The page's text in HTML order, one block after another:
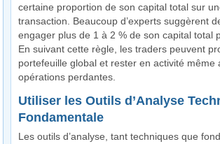
certaine proportion de son capital total sur
transaction. Beaucoup d’experts suggèrent
engager plus de 1 à 2 % de son capital total
En suivant cette règle, les traders peuvent
portefeuille global et rester en activité même
opérations perdantes.
Utiliser les Outils d’Analyse
Fondamentale
Les outils d’analyse, tant techniques que